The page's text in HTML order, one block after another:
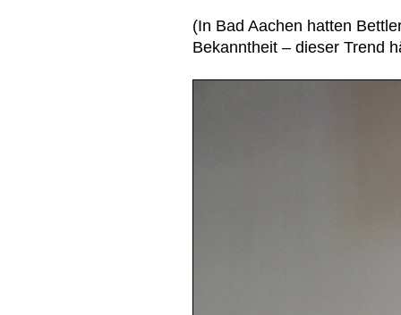
(In Bad Aachen hatten
Bekanntheit – dieser Trend